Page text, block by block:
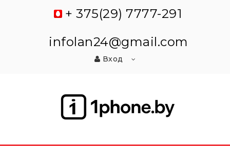
+ 375(29) 7777-291
infolan24@gmail.com
Вход